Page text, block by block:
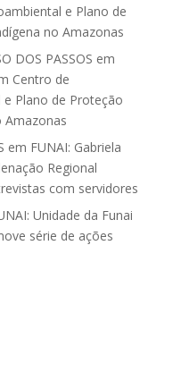
e Plano de
no Amazonas
DOS PASSOS em
Centro de
Plano de Proteção
Amazonas
em FUNAI: Gabriela
Regional
com servidores
Unidade da Funai
série de ações